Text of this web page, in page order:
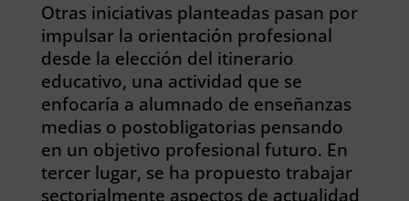
Otras iniciativas planteadas pasan por
impulsar la orientación profesional
desde la elección del itinerario
educativo, una actividad que se
enfocaría a alumnado de enseñanzas
medias o postobligatorias pensando
en un objetivo profesional futuro. En
tercer lugar, se ha propuesto trabajar
sectorialmente aspectos de actualidad